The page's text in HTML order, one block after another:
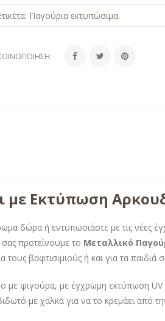
Παγούρια εκτυπώσιμα.
με Εκτύπωση
δώρα ή εντυπωσιάστε με τις νέες
προτείνουμε το Μεταλλικό
βαφτισιμιούς ή και για τα παιδιά
με φιγούρα, με έγχρωμη εκτύπωση
με χαλκά για να το κρεμάει από